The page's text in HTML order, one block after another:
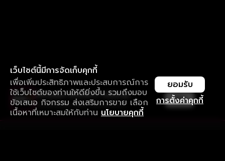
เว็บไซต์นี้มีการจัดเก็บคุกกี้
เพื่อเพิ่มประสิทธิภาพและประสบการณ์การ
ใช้เว็บไซต์ของท่านให้ดียิ่งขึ้น รวมถึงมอบ
ข้อเสนอ กิจกรรม ส่งเสริมการขาย เลือก
เนื้อหาที่เหมาะสมให้กับท่าน นโยบายคุกกี้
การตั้งค่าคุกกี้
ยอมรับ
ใช้งานแอป ลื่นไหลกว่า ไม่มีสะดุด
ดาวน์โหลดแอปเพื่อการรับชมที่ดีกว่า เปิด